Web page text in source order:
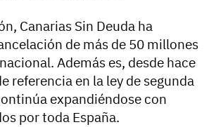
Canarias Sin Deuda ha
de más de 50 millones
Además es, desde hace
referencia en la ley de segunda
expandiéndose con
por toda España.